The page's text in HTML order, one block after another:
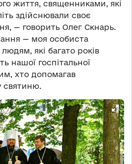
життя, священниками, які
здійснювали своє
— говорить Олег Скнарь.
— моя особиста
які багато років
нашої госпітальної
хто допомагав
святиню.